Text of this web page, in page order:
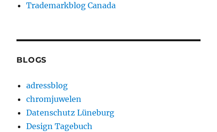
Trademarkblog Canada
BLOGS
adressblog
chromjuwelen
Datenschutz Lüneburg
Design Tagebuch